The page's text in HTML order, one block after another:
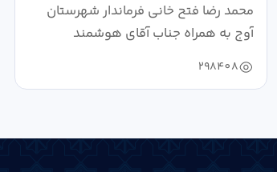
محمد رضا فتح خانی فرماندار شهرستان
آوج به همراه جناب آقای هوشمند
مدیرکل فرهنگ...
298408